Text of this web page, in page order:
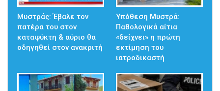
Μυστράς: Έβαλε τον
πατέρα του στον
καταψύκτη & αύριο θα
οδηγηθεί στον ανακριτή
Υπόθεση Μυστρά:
Παθολογικά αίτια
«δείχνει» η πρώτη
εκτίμηση του
ιατροδικαστή